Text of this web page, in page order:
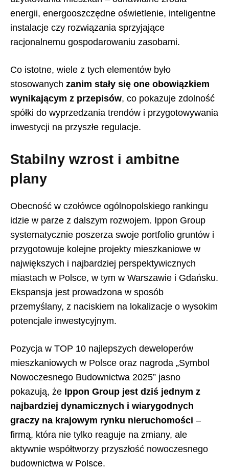
energii, energooszczędne oświetlenie, inteligentne
instalacje czy rozwiązania sprzyjające
racjonalnemu gospodarowaniu zasobami.
Co istotne, wiele z tych elementów było
stosowanych zanim stały się one obowiązkiem
wynikającym z przepisów, co pokazuje zdolność
spółki do wyprzedzania trendów i przygotowywania
inwestycji na przyszłe regulacje.
Stabilny wzrost i ambitne
plany
Obecność w czołówce ogólnopolskiego rankingu
idzie w parze z dalszym rozwojem. Ippon Group
systematycznie poszerza swoje portfolio gruntów i
przygotowuje kolejne projekty mieszkaniowe w
największych i najbardziej perspektywicznych
miastach w Polsce, w tym w Warszawie i Gdańsku.
Ekspansja jest prowadzona w sposób
przemyślany, z naciskiem na lokalizacje o wysokim
potencjale inwestycyjnym.
Pozycja w TOP 10 najlepszych deweloperów
mieszkaniowych w Polsce oraz nagroda „Symbol
Nowoczesnego Budownictwa 2025” jasno
pokazują, że Ippon Group jest dziś jednym z
najbardziej dynamicznych i wiarygodnych
graczy na krajowym rynku nieruchomości –
firmą, która nie tylko reaguje na zmiany, ale
aktywnie współtworzy przyszłość nowoczesnego
budownictwa w Polsce.